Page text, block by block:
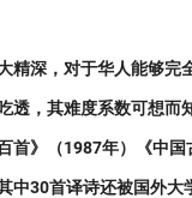
精深，对于华人能够完
透，其难度系数可想而
首》（1987年）《中
中30首译诗还被国外大